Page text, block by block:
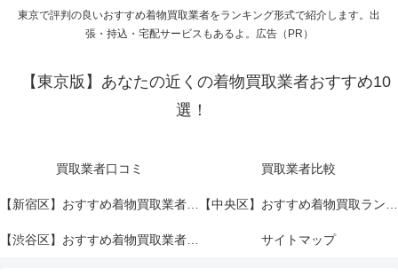
東京で評判の良いおすすめ着物買取業者をランキング形式で紹介します。出
張・持込・宅配サービスもあるよ。広告（PR）
【東京版】あなたの近くの着物買取業者おすすめ10
選！
買取業者口コミ 買取業者比較
【新宿区】おすすめ着物買取業者ランキングTOP10！ 【中央区】おすすめ着物買取ランキングTOP10！
【渋谷区】おすすめ着物買取業者ランキングTOP10！ サイトマップ